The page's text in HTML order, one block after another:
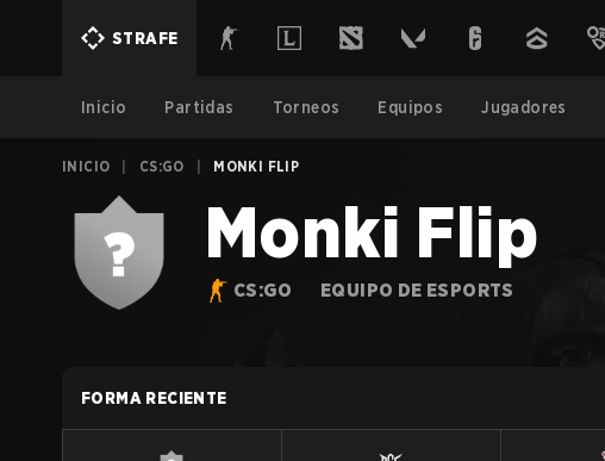
STRAFE
Inicio Partidas Torneos Equipos Jugadores
INICIO CS:GO MONKI FLIP
Monki Flip
CS:GO EQUIPO DE ESPORTS
FORMA RECIENTE